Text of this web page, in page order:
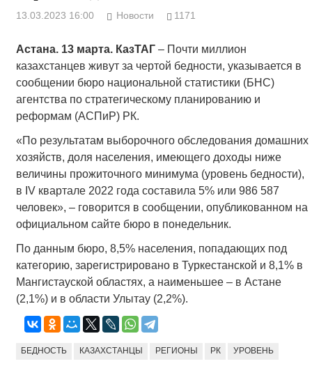
13.03.2023 16:00 Новости 1171
Астана. 13 марта. КазТАГ– Почти миллион
казахстанцев живут за чертой бедности, указывается в
сообщении бюро национальной статистики (БНС)
агентства по стратегическому планированию и
реформам (АСПиР) РК.
«По результатам выборочного обследования домашних
хозяйств, доля населения, имеющего доходы ниже
величины прожиточного минимума (уровень бедности),
в IV квартале 2022 года составила 5% или 986 587
человек», – говорится в сообщении, опубликованном на
официальном сайте бюро в понедельник.
По данным бюро, 8,5% населения, попадающих под
категорию, зарегистрировано в Туркестанской и 8,1% в
Мангистауской областях, а наименьшее – в Астане
(2,1%) и в области Улытау (2,2%).
БЕДНОСТЬ КАЗАХСТАНЦЫ РЕГИОНЫ РК УРОВЕНЬ